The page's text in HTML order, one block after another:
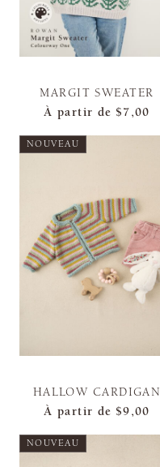
MARGIT SWEATER
À partir de $7,00
NOUVEAU
HALLOW CARDIGAN
À partir de $9,00
NOUVEAU